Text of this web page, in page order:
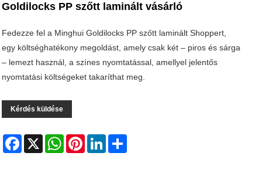
Goldilocks PP szőtt laminált vásárló
Fedezze fel a Minghui Goldilocks PP szőtt laminált Shoppert,
egy költséghatékony megoldást, amely csak két – piros és sárga
– lemezt használ, a színes nyomtatással, amellyel jelentős
nyomtatási költségeket takaríthat meg.
Kérdés küldése
Facebook
X WhatsAppPinterestLinkedIn